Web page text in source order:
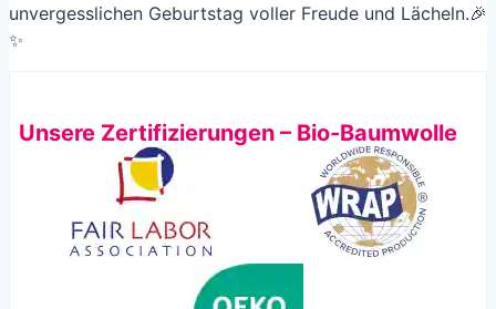
unvergesslichen Geburtstag voller Freude und Lächeln.🎉
✨
Unsere Zertifizierungen – Bio-Baumwolle